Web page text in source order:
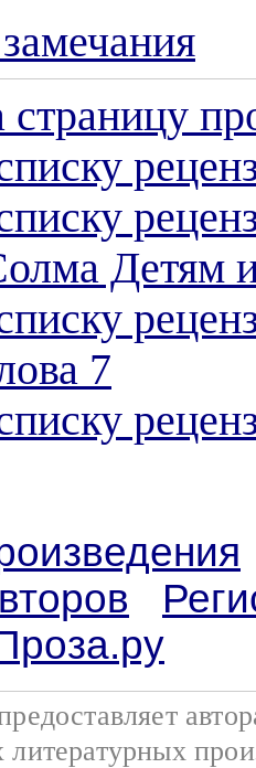
Детям
7